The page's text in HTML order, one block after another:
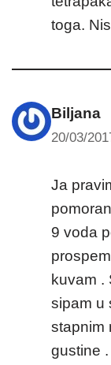
toga.
Biljana
20/03/
Ja
9 voda
kuvam .
sipam u
stapnim
gustine